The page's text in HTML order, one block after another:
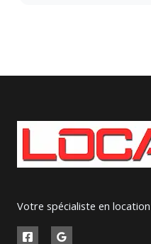
Votre spécialiste en